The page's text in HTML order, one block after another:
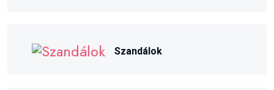
Szandálok